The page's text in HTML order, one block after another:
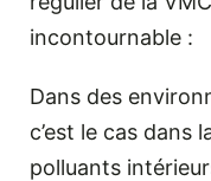
incontournable :
Dans des
c’est le cas dans
polluants